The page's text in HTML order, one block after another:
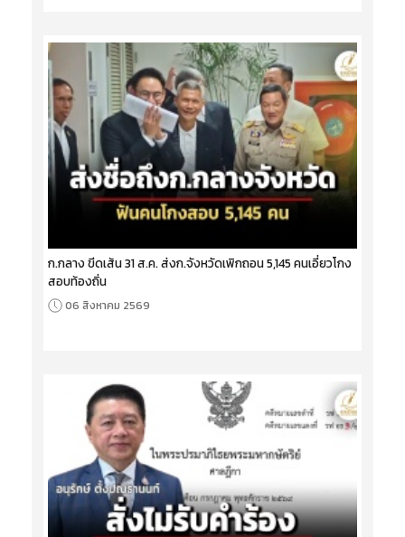
ก.กลาง ขีดเส้น 31 ส.ค. ส่งก.จังหวัดเพิกถอน 5,145 คนเอี่ยวโกง
สอบท้องถิ่น
06 สิงหาคม 2569